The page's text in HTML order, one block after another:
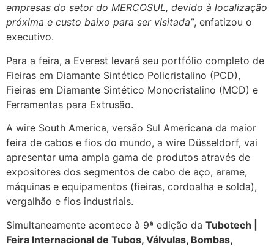
empresas do setor do MERCOSUL, devido à localização
próxima e custo baixo para ser visitada”, enfatizou o
executivo.
Para a feira, a Everest levará seu portfólio completo de
Fieiras em Diamante Sintético Policristalino (PCD),
Fieiras em Diamante Sintético Monocristalino (MCD) e
Ferramentas para Extrusão.
A wire South America, versão Sul Americana da maior
feira de cabos e fios do mundo, a wire Düsseldorf, vai
apresentar uma ampla gama de produtos através de
expositores dos segmentos de cabo de aço, arame,
máquinas e equipamentos (fieiras, cordoalha e solda),
vergalhão e fios industriais.
Simultaneamente acontece à 9ª edição da Tubotech |
Feira Internacional de Tubos, Válvulas, Bombas,